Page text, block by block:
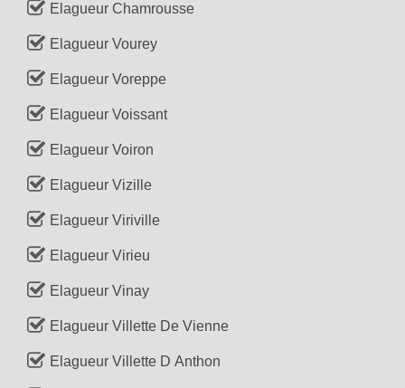
Elagueur Chamrousse
Elagueur Vourey
Elagueur Voreppe
Elagueur Voissant
Elagueur Voiron
Elagueur Vizille
Elagueur Viriville
Elagueur Virieu
Elagueur Vinay
Elagueur Villette De Vienne
Elagueur Villette D Anthon